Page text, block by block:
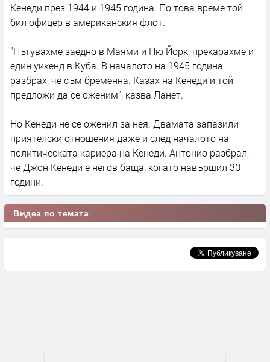
Кенеди през 1944 и 1945 година. По това време той
бил офицер в американския флот.
"Пътувахме заедно в Маями и Ню Йорк, прекарахме и
един уикенд в Куба. В началото на 1945 година
разбрах, че съм бременна. Казах на Кенеди и той
предложи да се оженим", казва Ланет.
Но Кенеди не се оженил за нея. Двамата запазили
приятелски отношения даже и след началото на
политическата кариера на Кенеди. Антонио разбрал,
че Джон Кенеди е негов баща, когато навършил 30
години.
Видеа по темата